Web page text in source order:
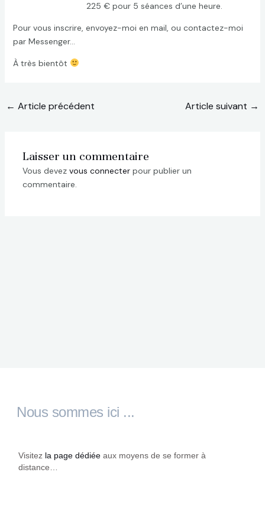
225 € pour 5 séances d’une heure.
Pour vous inscrire, envoyez-moi en mail, ou contactez-moi
par Messenger…
À très bientôt
← Article précédent Article suivant →
Laisser un commentaire
Vous devez vous connecterpour publier un
commentaire.
Nous sommes ici ...
Visitez la page dédiée aux moyens de se former à
distance…